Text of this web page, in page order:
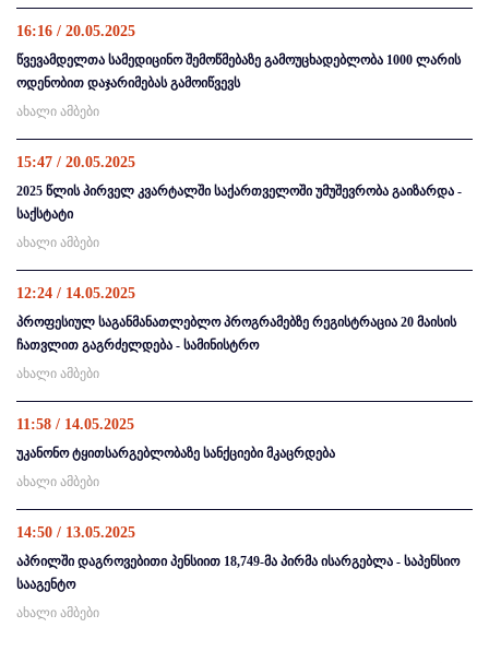
16:16 / 20.05.2025
წვევამდელთა სამედიცინო შემოწმებაზე გამოუცხადებლობა 1000 ლარის
ოდენობით დაჯარიმებას გამოიწვევს
ახალი ამბები
15:47 / 20.05.2025
2025 წლის პირველ კვარტალში საქართველოში უმუშევრობა გაიზარდა -
საქსტატი
ახალი ამბები
12:24 / 14.05.2025
პროფესიულ საგანმანათლებლო პროგრამებზე რეგისტრაცია 20 მაისის
ჩათვლით გაგრძელდება - სამინისტრო
ახალი ამბები
11:58 / 14.05.2025
უკანონო ტყითსარგებლობაზე სანქციები მკაცრდება
ახალი ამბები
14:50 / 13.05.2025
აპრილში დაგროვებითი პენსიით 18,749-მა პირმა ისარგებლა - საპენსიო
სააგენტო
ახალი ამბები